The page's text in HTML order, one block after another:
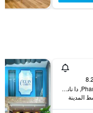
18-20 Pham Phu Thu, دا نانغ, فيتنام